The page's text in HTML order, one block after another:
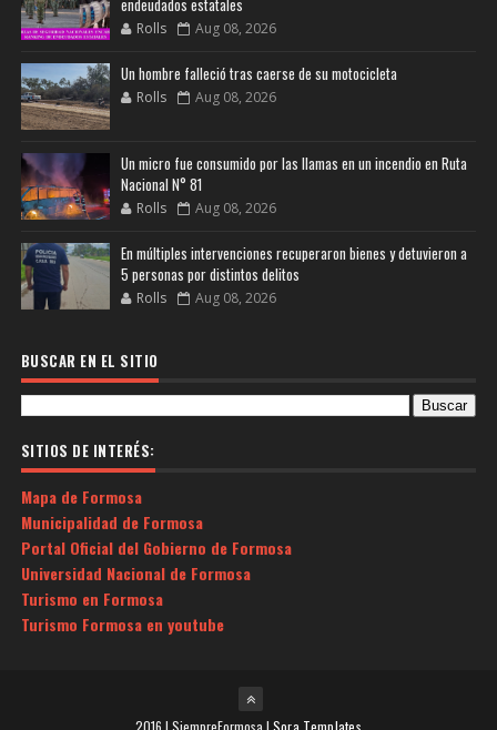
endeudados estatales
Rolls Aug 08, 2026
Un hombre falleció tras caerse de su motocicleta
Rolls Aug 08, 2026
Un micro fue consumido por las llamas en un incendio en Ruta
Nacional N° 81
Rolls Aug 08, 2026
En múltiples intervenciones recuperaron bienes y detuvieron a
5 personas por distintos delitos
Rolls Aug 08, 2026
BUSCAR EN EL SITIO
SITIOS DE INTERÉS:
Mapa de Formosa
Municipalidad de Formosa
Portal Oficial del Gobierno de Formosa
Universidad Nacional de Formosa
Turismo en Formosa
Turismo Formosa en youtube